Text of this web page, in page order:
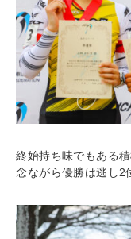
終始持ち味でもある
念ながら優勝は逃し2